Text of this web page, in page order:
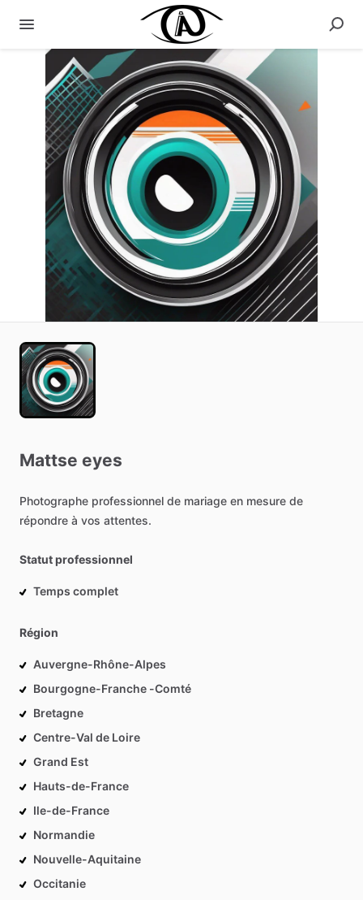
Mattse eyes
Photographe professionnel de mariage en mesure de
répondre à vos attentes.
Statut professionnel
Temps complet
Région
Auvergne-Rhône-Alpes
Bourgogne-Franche -Comté
Bretagne
Centre-Val de Loire
Grand Est
Hauts-de-France
Ile-de-France
Normandie
Nouvelle-Aquitaine
Occitanie